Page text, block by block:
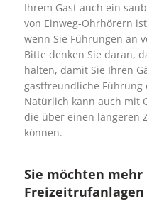
Ihrem Gast auch ein
von Einweg-Ohrhörern
wenn Sie Führungen an
Bitte denken Sie daran,
halten, damit Sie Ihren
gastfreundliche Führung
Natürlich kann auch mit
die über einen längeren
können.
Sie möchten mehr